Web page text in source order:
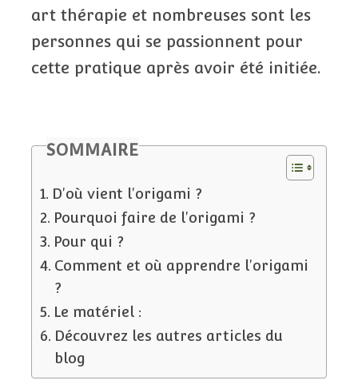
art thérapie et nombreuses sont les
personnes qui se passionnent pour
cette pratique après avoir été initiée.
SOMMAIRE
D'où vient l'origami ?
Pourquoi faire de l'origami ?
Pour qui ?
Comment et où apprendre l'origami
?
Le matériel :
Découvrez les autres articles du
blog